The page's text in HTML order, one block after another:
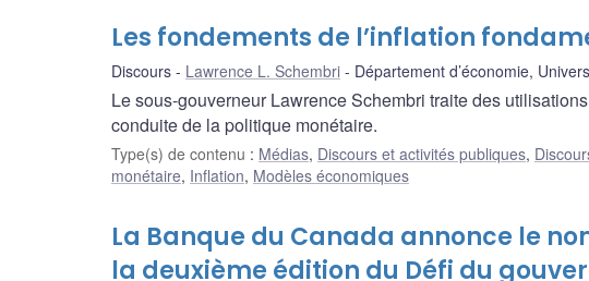
Les fondements de l’inflation
Discours Lawrence L. Schembri Département d’économie,
Le sous-gouverneur Lawrence Schembri traite des
conduite de la politique monétaire.
Type(s) de contenu : Médias, Discours et activités publiques,
monétaire, Inflation, Modèles économiques
La Banque du Canada annonce le
la deuxième édition du Défi du